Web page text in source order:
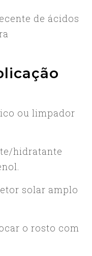
de ácidos
ou limpador
hidratante
solar amplo
o rosto com